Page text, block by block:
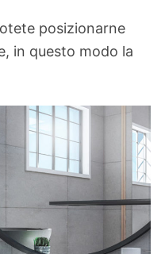
posizionarne
in questo modo la